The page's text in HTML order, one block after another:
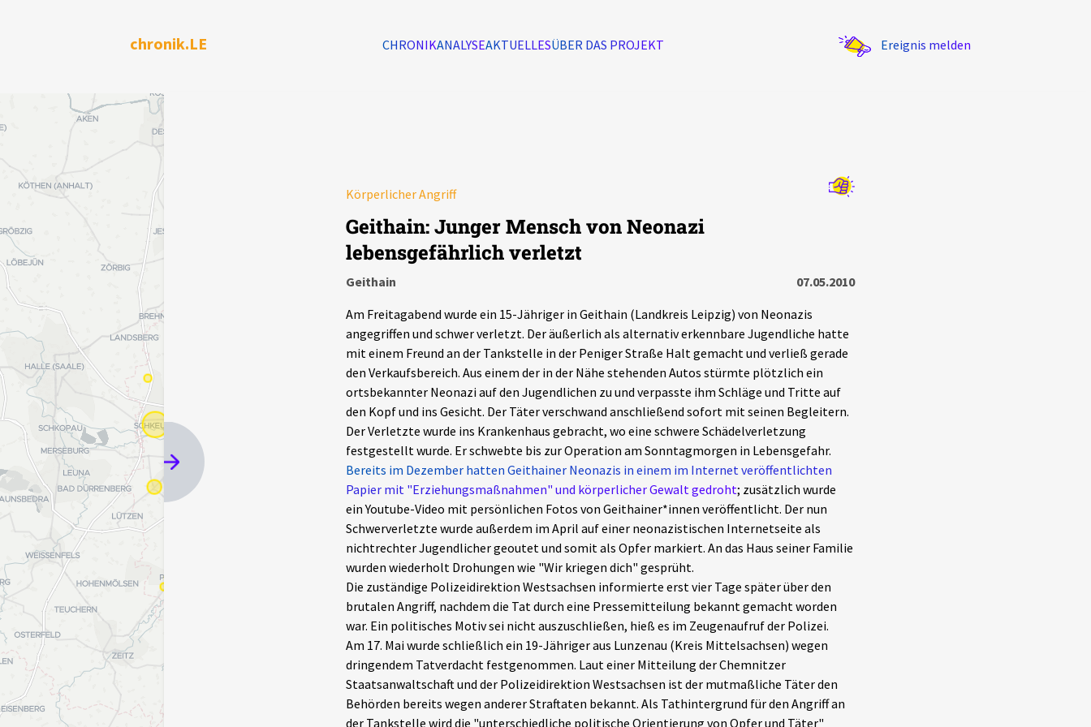
chronik.LE CHRONIKANALYSEAKTUELLESÜBER DAS PROJEKT Ereignis melden
Körperlicher Angriff
Geithain: Junger Mensch von Neonazi
lebensgefährlich verletzt
Geithain
07.05.2010
Am Freitagabend wurde ein 15-Jähriger in Geithain (Landkreis Leipzig) von Neonazis
angegriffen und schwer verletzt. Der äußerlich als alternativ erkennbare Jugendliche hatte
mit einem Freund an der Tankstelle in der Peniger Straße Halt gemacht und verließ gerade
den Verkaufsbereich. Aus einem der in der Nähe stehenden Autos stürmte plötzlich ein
ortsbekannter Neonazi auf den Jugendlichen zu und verpasste ihm Schläge und Tritte auf
den Kopf und ins Gesicht. Der Täter verschwand anschließend sofort mit seinen Begleitern.
Der Verletzte wurde ins Krankenhaus gebracht, wo eine schwere Schädelverletzung
festgestellt wurde. Er schwebte bis zur Operation am Sonntagmorgen in Lebensgefahr.
Bereits im Dezember hatten Geithainer Neonazis in einem im Internet veröffentlichten
Papier mit "Erziehungsmaßnahmen" und körperlicher Gewalt gedroht; zusätzlich wurde
ein Youtube-Video mit persönlichen Fotos von Geithainer*innen veröffentlicht. Der nun
Schwerverletzte wurde außerdem im April auf einer neonazistischen Internetseite als
nichtrechter Jugendlicher geoutet und somit als Opfer markiert. An das Haus seiner Familie
wurden wiederholt Drohungen wie "Wir kriegen dich" gesprüht.
Die zuständige Polizeidirektion Westsachsen informierte erst vier Tage später über den
brutalen Angriff, nachdem die Tat durch eine Pressemitteilung bekannt gemacht worden
war. Ein politisches Motiv sei nicht auszuschließen, hieß es im Zeugenaufruf der Polizei.
Am 17. Mai wurde schließlich ein 19-Jähriger aus Lunzenau (Kreis Mittelsachsen) wegen
dringendem Tatverdacht festgenommen. Laut einer Mitteilung der Chemnitzer
Staatsanwaltschaft und der Polizeidirektion Westsachsen ist der mutmaßliche Täter den
Behörden bereits wegen anderer Straftaten bekannt. Als Tathintergrund für den Angriff an
der Tankstelle wird die "unterschiedliche politische Orientierung von Opfer und Täter"